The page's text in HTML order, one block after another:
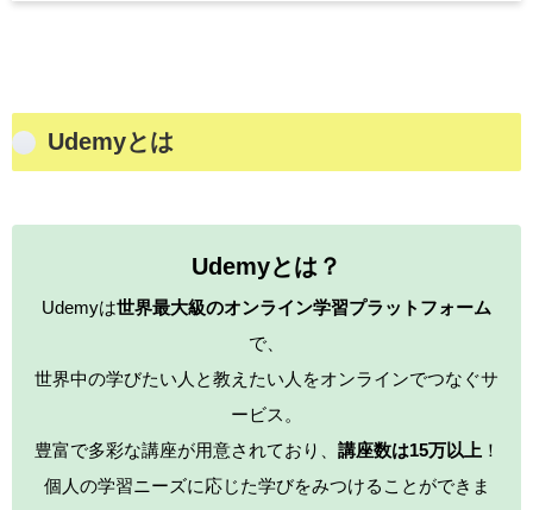
Udemyとは
Udemyとは？
Udemyは世界最大級のオンライン学習プラットフォーム
で、
世界中の学びたい人と教えたい人をオンラインでつなぐサ
ービス。
豊富で多彩な講座が用意されており、 講座数は15万以上 ！
個人の学習ニーズに応じた学びをみつけることができま